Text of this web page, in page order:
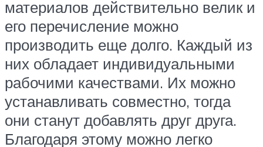
материалов действительно велик и
его перечисление можно
производить еще долго. Каждый из
них обладает индивидуальными
рабочими качествами. Их можно
устанавливать совместно, тогда
они станут добавлять друг друга.
Благодаря этому можно легко